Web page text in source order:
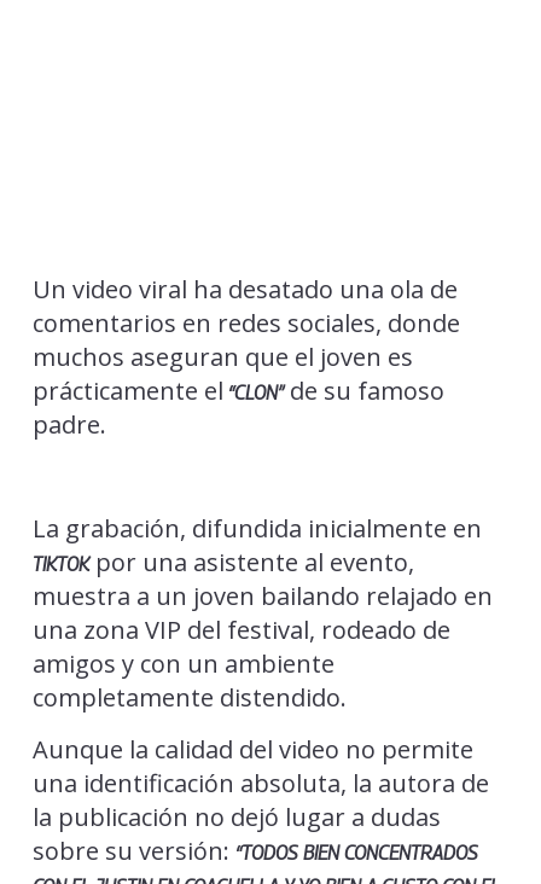
Un video viral ha desatado una ola de
comentarios en redes sociales, donde
muchos aseguran que el joven es
prácticamente el “CLON”de su famoso
padre.
La grabación, difundida inicialmente en
TIKTOKpor una asistente al evento,
muestra a un joven bailando relajado en
una zona VIP del festival, rodeado de
amigos y con un ambiente
completamente distendido.
Aunque la calidad del video no permite
una identificación absoluta, la autora de
la publicación no dejó lugar a dudas
sobre su versión: “TODOS BIEN CONCENTRADOS